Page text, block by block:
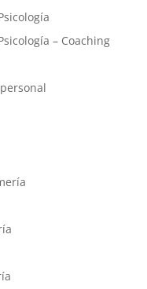
– Coaching